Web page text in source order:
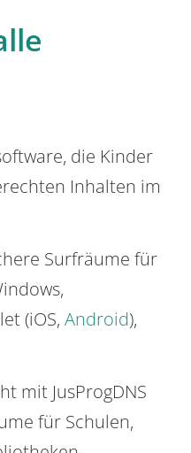
die Kinder
Inhalten im
Surfräume für
(iOS, Android),
mit JusProgDNS
für Schulen,